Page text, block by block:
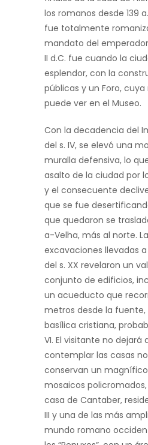
los romanos desde 139
fue totalmente
mandato del
II d.C. fue cuando la
esplendor, con la
públicas y un Foro,
puede ver en el Museo.
Con la decadencia del
del s. IV, se elevó una
muralla defensiva, lo
asalto de la ciudad por
y el consecuente
que se fue
que quedaron se
a-Velha, más al norte.
excavaciones llevadas
del s. XX revelaron un
conjunto de edificios,
un acueducto que
metros desde la fuente,
basílica cristiana,
VI. El visitante no dejará
contemplar las casas
conservan un
mosaicos
casa de Cantaber,
III y una de las más
mundo romano